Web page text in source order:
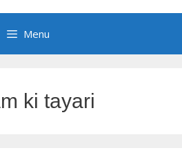
Menu
ki tayari